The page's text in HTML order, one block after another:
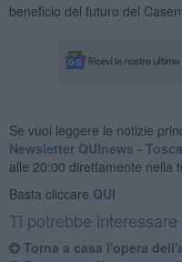
beneficio del futuro del
Se vuoi leggere le notizie
Newsletter QUInews -
alle 20:00 direttamente nella
Basta cliccare QUI
Ti potrebbe interessare
Torna a casa l'opera